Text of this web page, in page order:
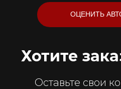
ОЦЕНИТЬ
Хотите
Оставьте свои